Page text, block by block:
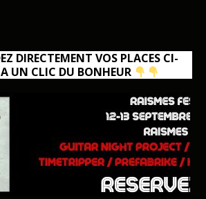
DIRECTEMENT VOS PLACES CI-
A UN CLIC DU BONHEUR